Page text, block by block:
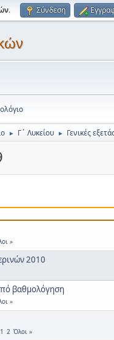
. Σύνδεση
► Γ΄ Λυκείου ► Γενικές
2010
βαθμολόγηση
1 2 Όλοι